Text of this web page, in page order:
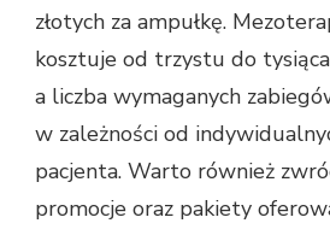
złotych za ampułkę.
kosztuje od trzystu do tysiąca
a liczba wymaganych
w zależności od
pacjenta. Warto również
promocje oraz pakiety